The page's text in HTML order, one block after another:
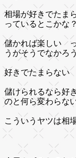
相場が好きでたま
っているとこかな？
儲かれば楽しい
うがそうでなかろ
好きでたまらない
儲けられるなら好
のと何ら変わらない
こういうヤツは相